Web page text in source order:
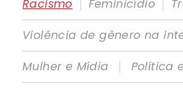
Racismo
Feminicídio
Violência de gênero na
Mulher e Mídia
|
Política